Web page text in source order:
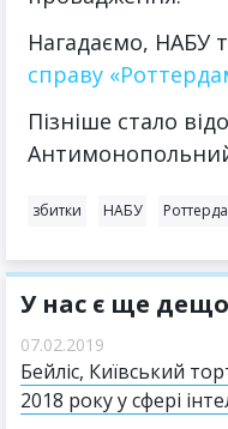
Нагадаємо, НАБУ
справу
Пізніше стало
збитки НАБУ
У нас є ще
07.02.2019
Бейліс, Київський
2018 року у сфері